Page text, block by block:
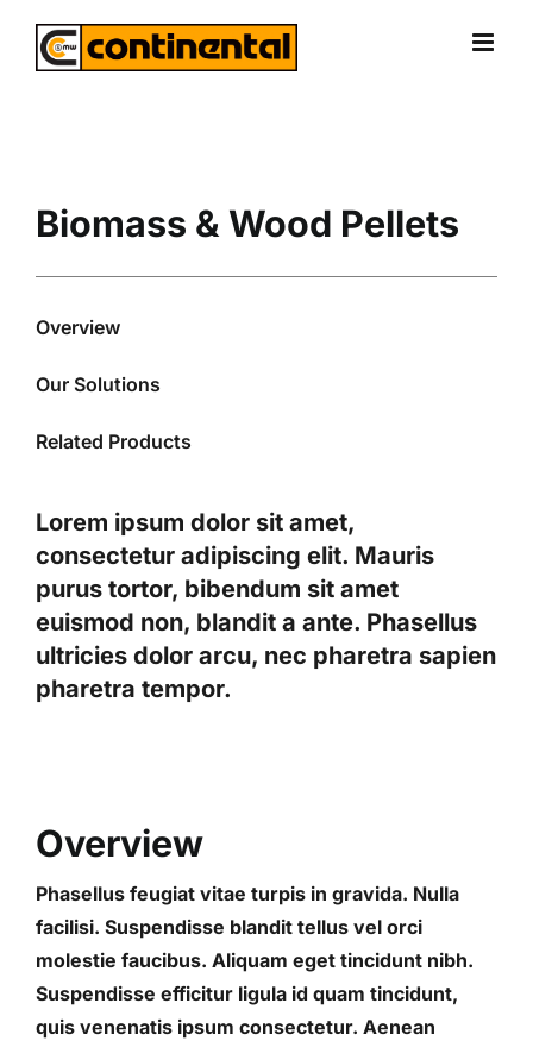
Biomass & Wood Pellets
Overview
Our Solutions
Related Products
Lorem ipsum dolor sit amet,
consectetur adipiscing elit. Mauris
purus tortor, bibendum sit amet
euismod non, blandit a ante. Phasellus
ultricies dolor arcu, nec pharetra sapien
pharetra tempor.
Overview
Phasellus feugiat vitae turpis in gravida. Nulla
facilisi. Suspendisse blandit tellus vel orci
molestie faucibus. Aliquam eget tincidunt nibh.
Suspendisse efficitur ligula id quam tincidunt,
quis venenatis ipsum consectetur. Aenean